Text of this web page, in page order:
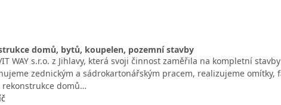
domů, bytů, koupelen, pozemní stavby
WAY s.r.o. z Jihlavy, která svoji činnost zaměřila na kompletní
zednickým a sádrokartonářským pracem, realizujeme omítky,
rekonstrukce domů…